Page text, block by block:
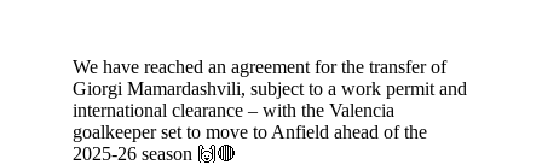
We have reached an agreement for the transfer of
Giorgi Mamardashvili, subject to a work permit and
international clearance – with the Valencia
goalkeeper set to move to Anfield ahead of the
2025-26 season 🙌🔴